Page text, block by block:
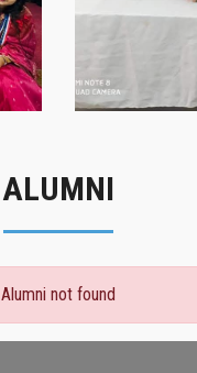
ALUMNI
Alumni not found